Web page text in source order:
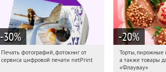
-30%
05:00:27 Получили:
Печать фотографий, фотокниг от
сервиса цифровой печати netPrint
-20%
05:00:27
Россия
Торты, пирожные
а также товары
«Флаувау»